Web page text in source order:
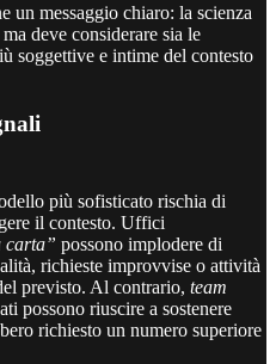
un messaggio chiaro: la scienza
deve considerare sia le
soggettive e intime del contesto
più sofisticato rischia di
il contesto. Uffici
carta” possono implodere di
richieste improvvise o attività
previsto. Al contrario, team
possono riuscire a sostenere
richiesto un numero superiore